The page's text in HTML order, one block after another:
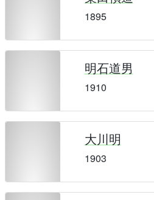
1895
明石道男
1910
大川明
1903